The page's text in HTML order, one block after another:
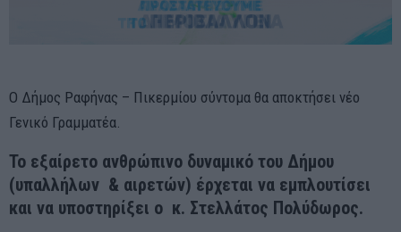
Ο Δήμος Ραφήνας – Πικερμίου σύντομα θα αποκτήσει νέο
Γενικό Γραμματέα.
Το εξαίρετο ανθρώπινο δυναμικό του Δήμου
(υπαλλήλων & αιρετών) έρχεται να εμπλουτίσει
και να υποστηρίξει ο κ. Στελλάτος Πολύδωρος.